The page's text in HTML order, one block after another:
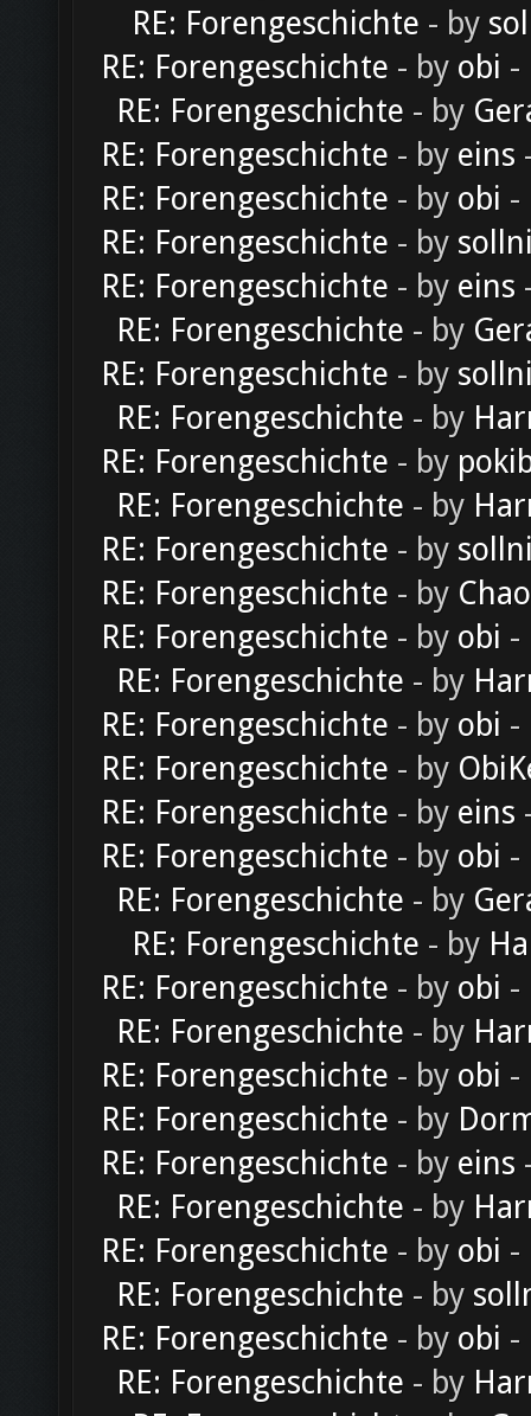
RE: Forengeschichte - by
RE: Forengeschichte - by obi -
RE: Forengeschichte - by
RE: Forengeschichte - by eins
RE: Forengeschichte - by obi -
RE: Forengeschichte - by
RE: Forengeschichte - by eins
RE: Forengeschichte - by
RE: Forengeschichte - by
RE: Forengeschichte - by
RE: Forengeschichte - by
RE: Forengeschichte - by
RE: Forengeschichte - by
RE: Forengeschichte - by
RE: Forengeschichte - by obi -
RE: Forengeschichte - by
RE: Forengeschichte - by obi -
RE: Forengeschichte - by
RE: Forengeschichte - by eins
RE: Forengeschichte - by obi -
RE: Forengeschichte - by
RE: Forengeschichte - by
RE: Forengeschichte - by obi -
RE: Forengeschichte - by
RE: Forengeschichte - by obi -
RE: Forengeschichte - by
RE: Forengeschichte - by eins
RE: Forengeschichte - by
RE: Forengeschichte - by obi -
RE: Forengeschichte - by
RE: Forengeschichte - by obi -
RE: Forengeschichte - by